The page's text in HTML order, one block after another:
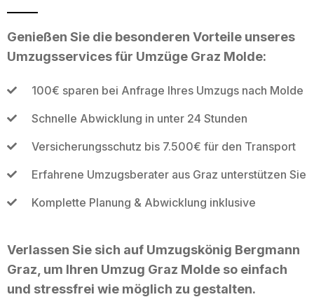
Genießen Sie die besonderen Vorteile unseres
Umzugsservices für Umzüge Graz Molde:
100€ sparen bei Anfrage Ihres Umzugs nach Molde
Schnelle Abwicklung in unter 24 Stunden
Versicherungsschutz bis 7.500€ für den Transport
Erfahrene Umzugsberater aus Graz unterstützen Sie
Komplette Planung & Abwicklung inklusive
Verlassen Sie sich auf Umzugskönig Bergmann
Graz, um Ihren Umzug Graz Molde so einfach
und stressfrei wie möglich zu gestalten.